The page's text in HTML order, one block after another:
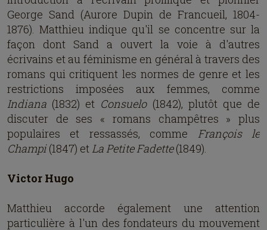
George Sand (Aurore Dupin de Francueil, 1804-
1876). Matthieu indique qu'il se concentre sur la
façon dont Sand a ouvert la voie à d'autres
écrivains et au féminisme en général à travers des
romans qui critiquent les normes de genre et les
restrictions imposées aux femmes, comme
Indiana (1832) et Consuelo(1842), plutôt que de
discuter de ses « romans champêtres » plus
populaires et ressassés, comme François le
Champi(1847) et La Petite Fadette(1849).
Victor Hugo
Matthieu accorde également une attention
particulière à l'un des fondateurs du mouvement